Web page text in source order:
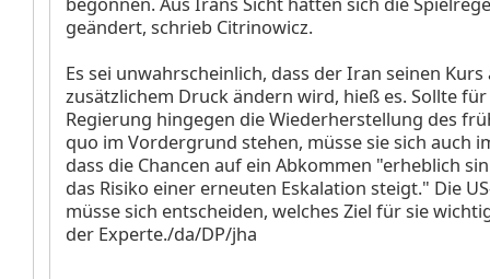
geändert, schrieb Citrinowicz.
Es sei unwahrscheinlich, dass der Iran seinen
zusätzlichem Druck ändern wird, hieß es. Sollte für
Regierung hingegen die Wiederherstellung des
quo im Vordergrund stehen, müsse sie sich auch
dass die Chancen auf ein Abkommen "erheblich
das Risiko einer erneuten Eskalation steigt." Die
müsse sich entscheiden, welches Ziel für sie
der Experte./da/DP/jha